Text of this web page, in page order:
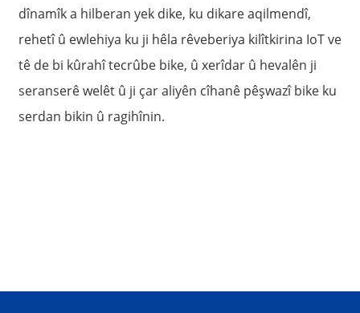
dînamîk a hilberan yek dike, ku dikare aqilmendî,
rehetî û ewlehiya ku ji hêla rêveberiya kilîtkirina IoT ve
tê de bi kûrahî tecrûbe bike, û xerîdar û hevalên ji
seranserê welêt û ji çar aliyên cîhanê pêşwazî bike ku
serdan bikin û ragihînin.